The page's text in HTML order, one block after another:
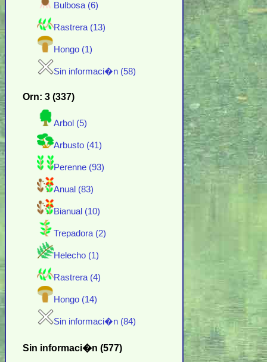
Bulbosa (6)
Rastrera (13)
Hongo (1)
Sin informaci�n (58)
Orn: 3 (337)
Arbol (5)
Arbusto (41)
Perenne (93)
Anual (83)
Bianual (10)
Trepadora (2)
Helecho (1)
Rastrera (4)
Hongo (14)
Sin informaci�n (84)
Sin informaci�n (577)